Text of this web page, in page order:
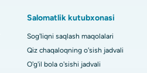
Salomatlik kutubxonasi
Sog'liqni saqlash maqolalari
Qiz chaqaloqning o'sish jadvali
O'g'il bola o'sishi jadvali